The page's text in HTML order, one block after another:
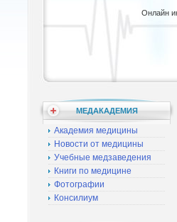
Онлайн
МЕДАКАДЕМИЯ
Академия медицины
Новости от медицины
Учебные медзаведения
Книги по медицине
Фотографии
Консилиум